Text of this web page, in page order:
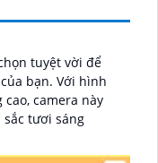
tuyệt vời để
Với hình
camera này
tươi sáng